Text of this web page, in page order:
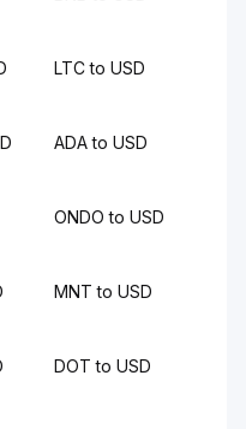
LTC to USD
ADA to USD
ONDO to USD
MNT to USD
DOT to USD